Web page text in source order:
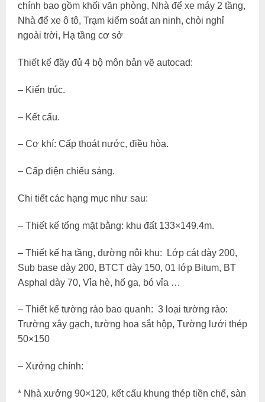
chính bao gồm khối văn phòng, Nhà để xe máy 2 tầng,
Nhà để xe ô tô, Trạm kiểm soát an ninh, chòi nghỉ
ngoài trời, Hạ tầng cơ sở
Thiết kế đầy đủ 4 bộ môn bản vẽ autocad:
– Kiến trúc.
– Kết cấu.
– Cơ khí: Cấp thoát nước, điều hòa.
– Cấp điện chiếu sáng.
Chi tiết các hạng mục như sau:
– Thiết kế tổng mặt bằng: khu đất 133×149.4m.
– Thiết kế hạ tầng, đường nội khu: Lớp cát dày 200,
Sub base dày 200, BTCT dày 150, 01 lớp Bitum, BT
Asphal dày 70, Vỉa hè, hố ga, bó vỉa …
– Thiết kế tường rào bao quanh: 3 loại tường rào:
Trường xây gạch, tường hoa sắt hộp, Tường lưới thép
50×150
– Xưởng chính:
* Nhà xưởng 90×120, kết cấu khung thép tiền chế, sàn